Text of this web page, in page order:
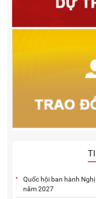
Quốc hội ban hành
năm 2027